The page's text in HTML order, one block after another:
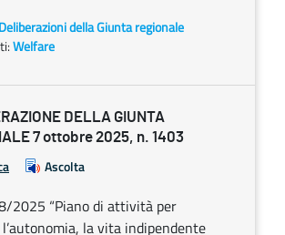
Deliberazioni della Giunta regionale
Welfare
DELLA GIUNTA
7 ottobre 2025, n. 1403
Ascolta
2025 “Piano di attività per
la vita indipendente